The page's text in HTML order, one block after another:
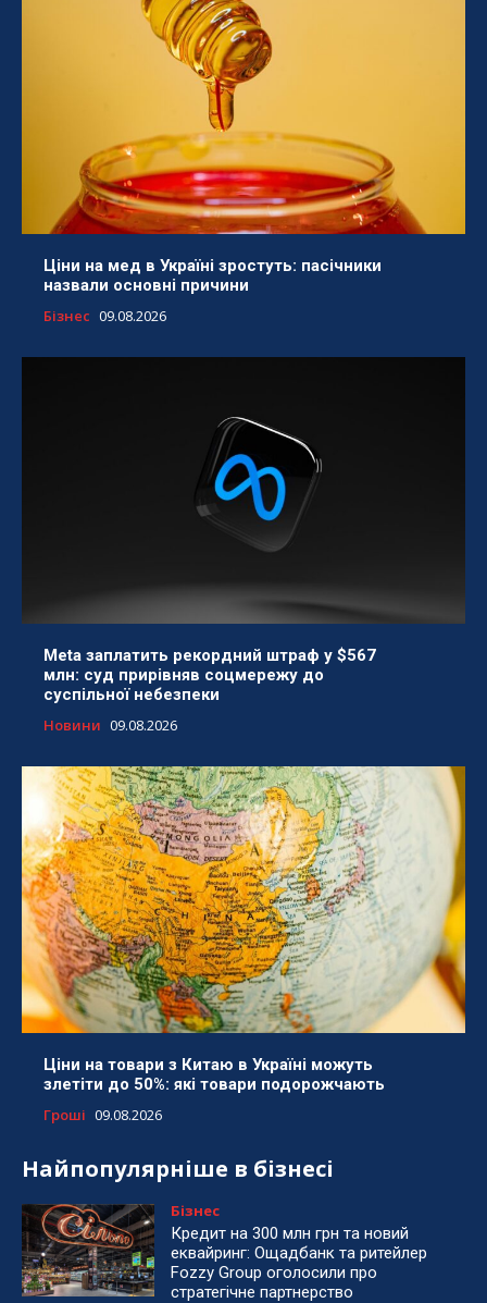
Ціни на мед в Україні зростуть: пасічники
назвали основні причини
Бізнес 09.08.2026
Meta заплатить рекордний штраф у $567
млн: суд прирівняв соцмережу до
суспільної небезпеки
Новини 09.08.2026
Ціни на товари з Китаю в Україні можуть
злетіти до 50%: які товари подорожчають
Гроші 09.08.2026
Найпопулярніше в бізнесі
Бізнес
Кредит на 300 млн грн та новий
еквайринг: Ощадбанк та ритейлер
Fozzy Group оголосили про
стратегічне партнерство